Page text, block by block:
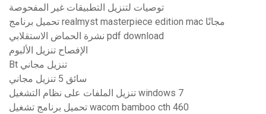
توصيات لتنزيل التطبيقات غير المفحوصة
تحميل برنامج realmyst masterpiece edition mac مجانًا
نشرة الحماض الاستقلابي pdf download
الإفصاح تنزيل الألبوم
Bt تنزيل مجاني
سائق 5 تنزيل مجاني
تنزيل الملفات على نظام التشغيل windows 7
تحميل برنامج تشغيل wacom bamboo cth 460